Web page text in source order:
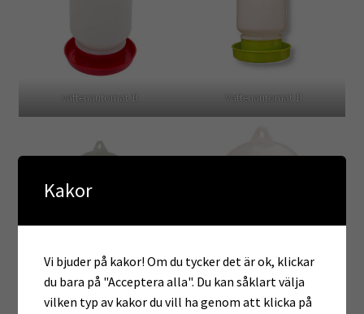
vattenautomat 1l Vattenautomat 1l
1,5 l bioplast
Kakor
Vi bjuder på kakor! Om du tycker det är ok, klickar
du bara på "Acceptera alla". Du kan såklart välja
vilken typ av kakor du vill ha genom att klicka på